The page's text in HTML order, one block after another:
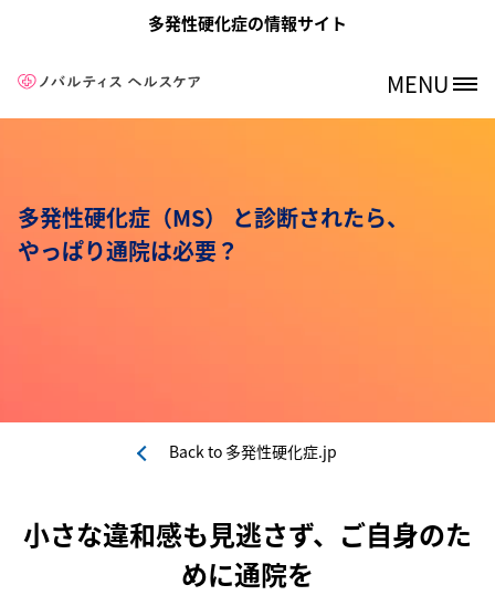
メインコンテンツに移動
多発性硬化症の情報サイト
Site Logo MENU
多発性硬化症（MS） と診断されたら、
やっぱり通院は必要？
Back to 多発性硬化症.jp
小さな違和感も見逃さず、ご自身のた
めに通院を